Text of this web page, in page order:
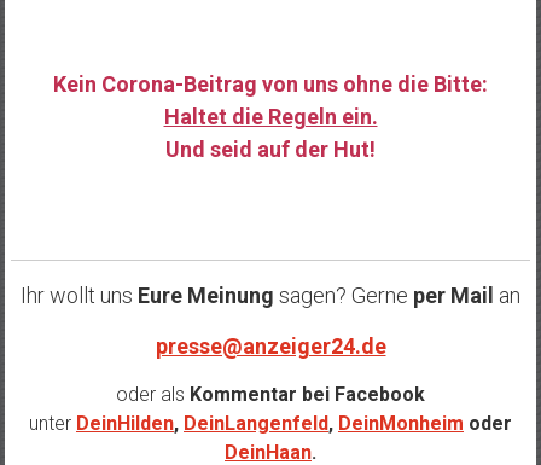
Kein Corona-Beitrag von uns ohne die Bitte:
Haltet die Regeln ein.
Und seid auf der Hut!
Ihr wollt uns Eure Meinung sagen? Gerne per Mail an
presse@anzeiger24.de
oder als Kommentar bei Facebook
unter DeinHilden, DeinLangenfeld, DeinMonheim oder
DeinHaan.